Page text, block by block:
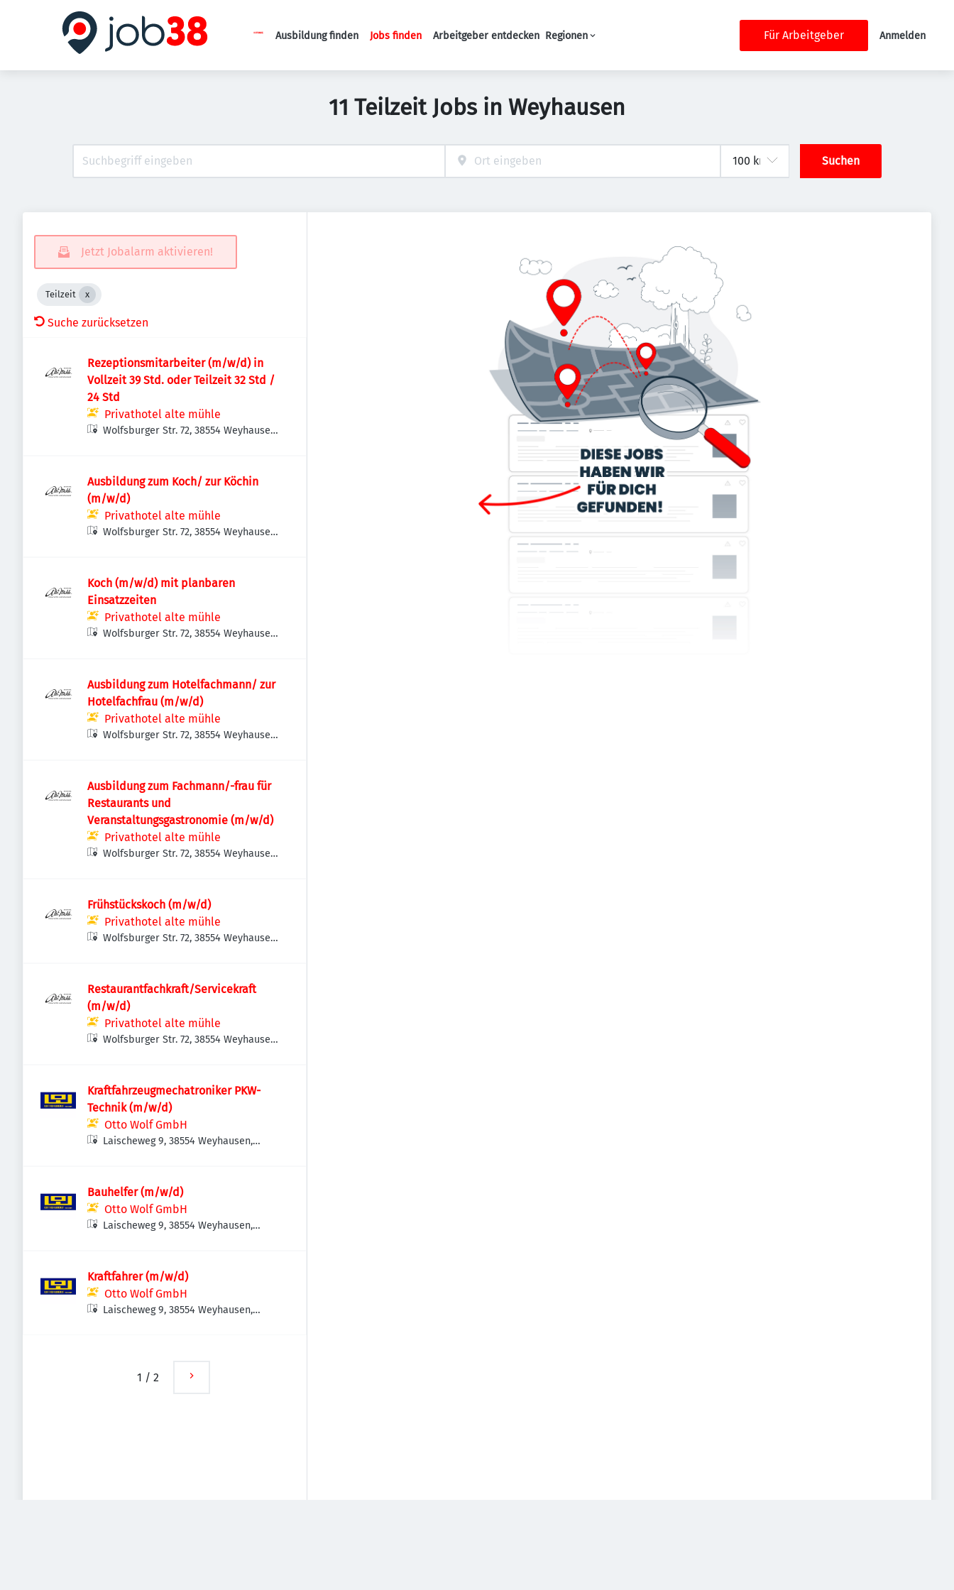
Haupt-Navigation
Ausbildung finden Jobs finden Arbeitgeber entdecken Regionen Für Arbeitgeber Anmelden
11 Teilzeit Jobs in Weyhausen
Suchen
Jetzt Jobalarm aktivieren!
Teilzeit
Suche zurücksetzen
Rezeptionsmitarbeiter (m/w/d) in
Vollzeit 39 Std. oder Teilzeit 32 Std /
24 Std
Privathotel alte mühle
Wolfsburger Str. 72, 38554 Weyhausen,
Ausbildung zum Koch/ zur Köchin
(m/w/d)
Privathotel alte mühle
Wolfsburger Str. 72, 38554 Weyhausen,
Koch (m/w/d) mit planbaren
Einsatzzeiten
Privathotel alte mühle
Wolfsburger Str. 72, 38554 Weyhausen,
Ausbildung zum Hotelfachmann/ zur
Hotelfachfrau (m/w/d)
Privathotel alte mühle
Wolfsburger Str. 72, 38554 Weyhausen,
Ausbildung zum Fachmann/-frau für
Restaurants und
Veranstaltungsgastronomie (m/w/d)
Privathotel alte mühle
Wolfsburger Str. 72, 38554 Weyhausen,
Frühstückskoch (m/w/d)
Privathotel alte mühle
Wolfsburger Str. 72, 38554 Weyhausen,
Restaurantfachkraft/Servicekraft
(m/w/d)
Privathotel alte mühle
Wolfsburger Str. 72, 38554 Weyhausen,
Kraftfahrzeugmechatroniker PKW-
Technik (m/w/d)
Otto Wolf GmbH
Laischeweg 9, 38554 Weyhausen,
Bauhelfer (m/w/d)
Otto Wolf GmbH
Laischeweg 9, 38554 Weyhausen,
Kraftfahrer (m/w/d)
Otto Wolf GmbH
Laischeweg 9, 38554 Weyhausen,
1 / 2